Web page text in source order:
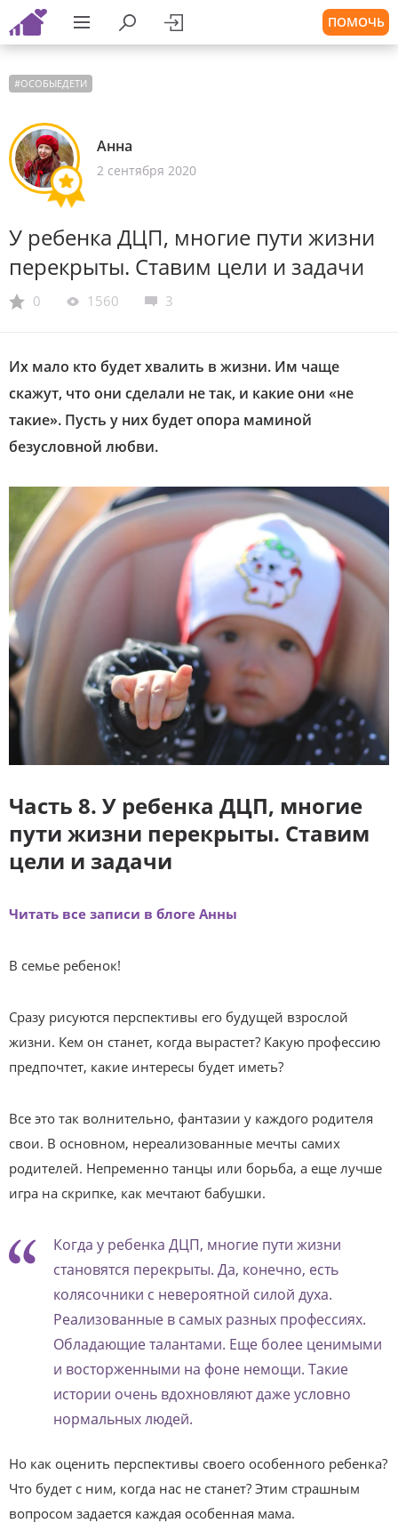
ПОМОЧЬ
#ОСОБЫЕДЕТИ
Анна
2 сентября 2020
У ребенка ДЦП, многие пути жизни
перекрыты. Ставим цели и задачи
0 1560 3
Их мало кто будет хвалить в жизни. Им чаще
скажут, что они сделали не так, и какие они «не
такие». Пусть у них будет опора маминой
безусловной любви.
Часть 8. У ребенка ДЦП, многие
пути жизни перекрыты. Ставим
цели и задачи
Читать все записи в блоге Анны
В семье ребенок!
Сразу рисуются перспективы его будущей взрослой
жизни. Кем он станет, когда вырастет? Какую профессию
предпочтет, какие интересы будет иметь?
Все это так волнительно, фантазии у каждого родителя
свои. В основном, нереализованные мечты самих
родителей. Непременно танцы или борьба, а еще лучше
игра на скрипке, как мечтают бабушки.
Когда у ребенка ДЦП, многие пути жизни
становятся перекрыты. Да, конечно, есть
колясочники с невероятной силой духа.
Реализованные в самых разных профессиях.
Обладающие талантами. Еще более ценимыми
и восторженными на фоне немощи. Такие
истории очень вдохновляют даже условно
нормальных людей.
Но как оценить перспективы своего особенного ребенка?
Что будет с ним, когда нас не станет? Этим страшным
вопросом задается каждая особенная мама.